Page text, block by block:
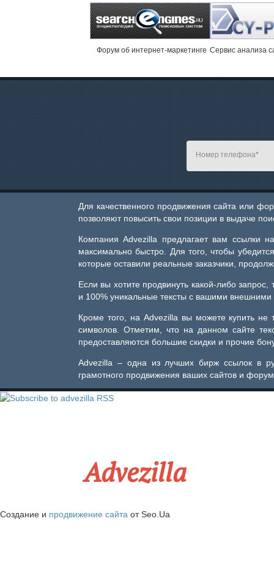
Форум об интернет-маркетинге Cервис анализа
Для качественного продвижения сайта или
позволяют повысить свои позиции в выдаче
Компания Advezilla предлагает вам ссылки
максимально быстро. Для того, чтобы
которые оставили реальные заказчики,
Если вы хотите продвинуть какой-либо
и 100% уникальные тексты с вашими
Кроме того, на Advezilla вы можете купить не
символов. Отметим, что на данном сайте
предоставляются большие скидки и прочие
Advezilla – одна из лучших бирж ссылок в
грамотного продвижения ваших сайтов и
Advezilla
Создание и продвижение сайта от Seo.Ua